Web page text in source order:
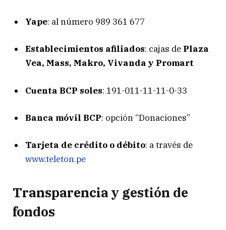
Yape: al número 989 361 677
Establecimientos afiliados: cajas de Plaza
Vea, Mass, Makro, Vivanda y Promart
Cuenta BCP soles: 191-011-11-11-0-33
Banca móvil BCP: opción “Donaciones”
Tarjeta de crédito o débito: a través de
www.teleton.pe
Transparencia y gestión de
fondos